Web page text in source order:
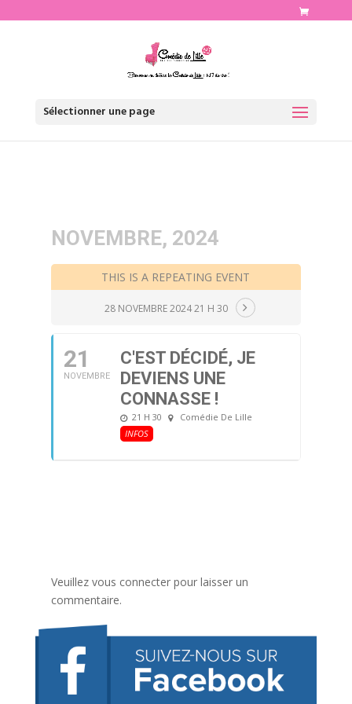
Sélectionner une page
NOVEMBRE, 2024
THIS IS A REPEATING EVENT
28 NOVEMBRE 2024 21 H 30
21
NOVEMBRE
C'EST DÉCIDÉ, JE
DEVIENS UNE
CONNASSE !
21 H 30
Comédie De Lille
INFOS
Veuillez vous connecter pour laisser un
commentaire.